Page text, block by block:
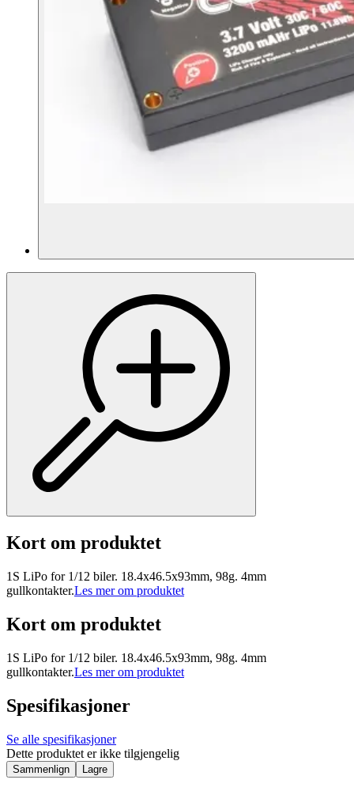
Kort om produktet
1S LiPo for 1/12 biler. 18.4x46.5x93mm, 98g. 4mm
gullkontakter.Les mer om produktet
Kort om produktet
1S LiPo for 1/12 biler. 18.4x46.5x93mm, 98g. 4mm
gullkontakter.Les mer om produktet
Spesifikasjoner
Se alle spesifikasjoner
Dette produktet er ikke tilgjengelig
Sammenlign Lagre